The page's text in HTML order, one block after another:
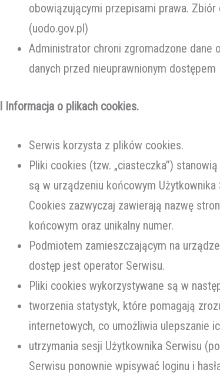
obowiązującymi przepisami prawa. Zbiór
(uodo.gov.pl)
Administrator chroni zgromadzone
danych przed nieuprawnionym dostępem
III Informacja o plikach cookies.
Serwis korzysta z plików cookies.
Pliki cookies (tzw. „ciasteczka”)
są w urządzeniu końcowym
Cookies zazwyczaj zawierają nazwę
końcowym oraz unikalny numer.
Podmiotem zamieszczającym na
dostęp jest operator Serwisu.
Pliki cookies wykorzystywane są w
tworzenia statystyk, które pomagają
internetowych, co umożliwia ulepszanie
utrzymania sesji Użytkownika Serwisu
Serwisu ponownie wpisywać loginu i